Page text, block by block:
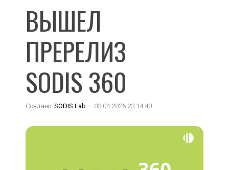
ВЫШЕЛ
ПРЕРЕЛИЗ
SODIS 360
Создано: SODIS Lab — 03.04.2026 23:14:40